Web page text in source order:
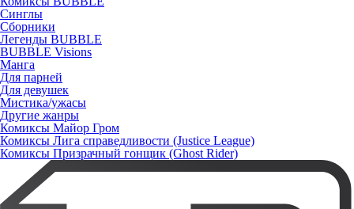
Синглы
Сборники
Легенды BUBBLE
BUBBLE Visions
Манга
Для парней
Для девушек
Мистика/ужасы
Другие жанры
Комиксы Майор Гром
Комиксы Лига справедливости (Justice League)
Комиксы Призрачный гонщик (Ghost Rider)